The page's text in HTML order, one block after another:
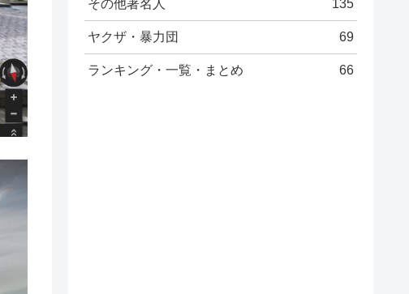
その他著名人 135
ヤクザ・暴力団 69
ランキング・一覧・まとめ 66